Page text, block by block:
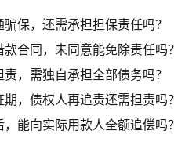
保，还需承担担保责任吗？
合同，未同意能免除责任吗？
，需独自承担全部债务吗？
，债权人再追责还需担责吗？
能向实际用款人全额追偿吗？